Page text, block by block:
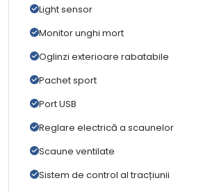
Light sensor
Monitor unghi mort
Oglinzi exterioare rabatabile
Pachet sport
Port USB
Reglare electrică a scaunelor
Scaune ventilate
Sistem de control al tracțiunii